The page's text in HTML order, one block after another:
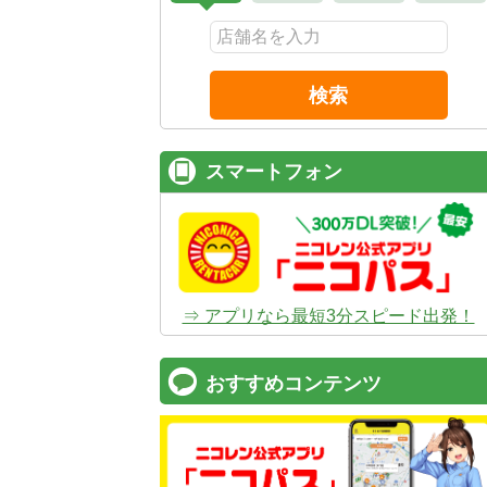
検索
スマートフォン
⇒ アプリなら最短3分スピード出発！
おすすめコンテンツ